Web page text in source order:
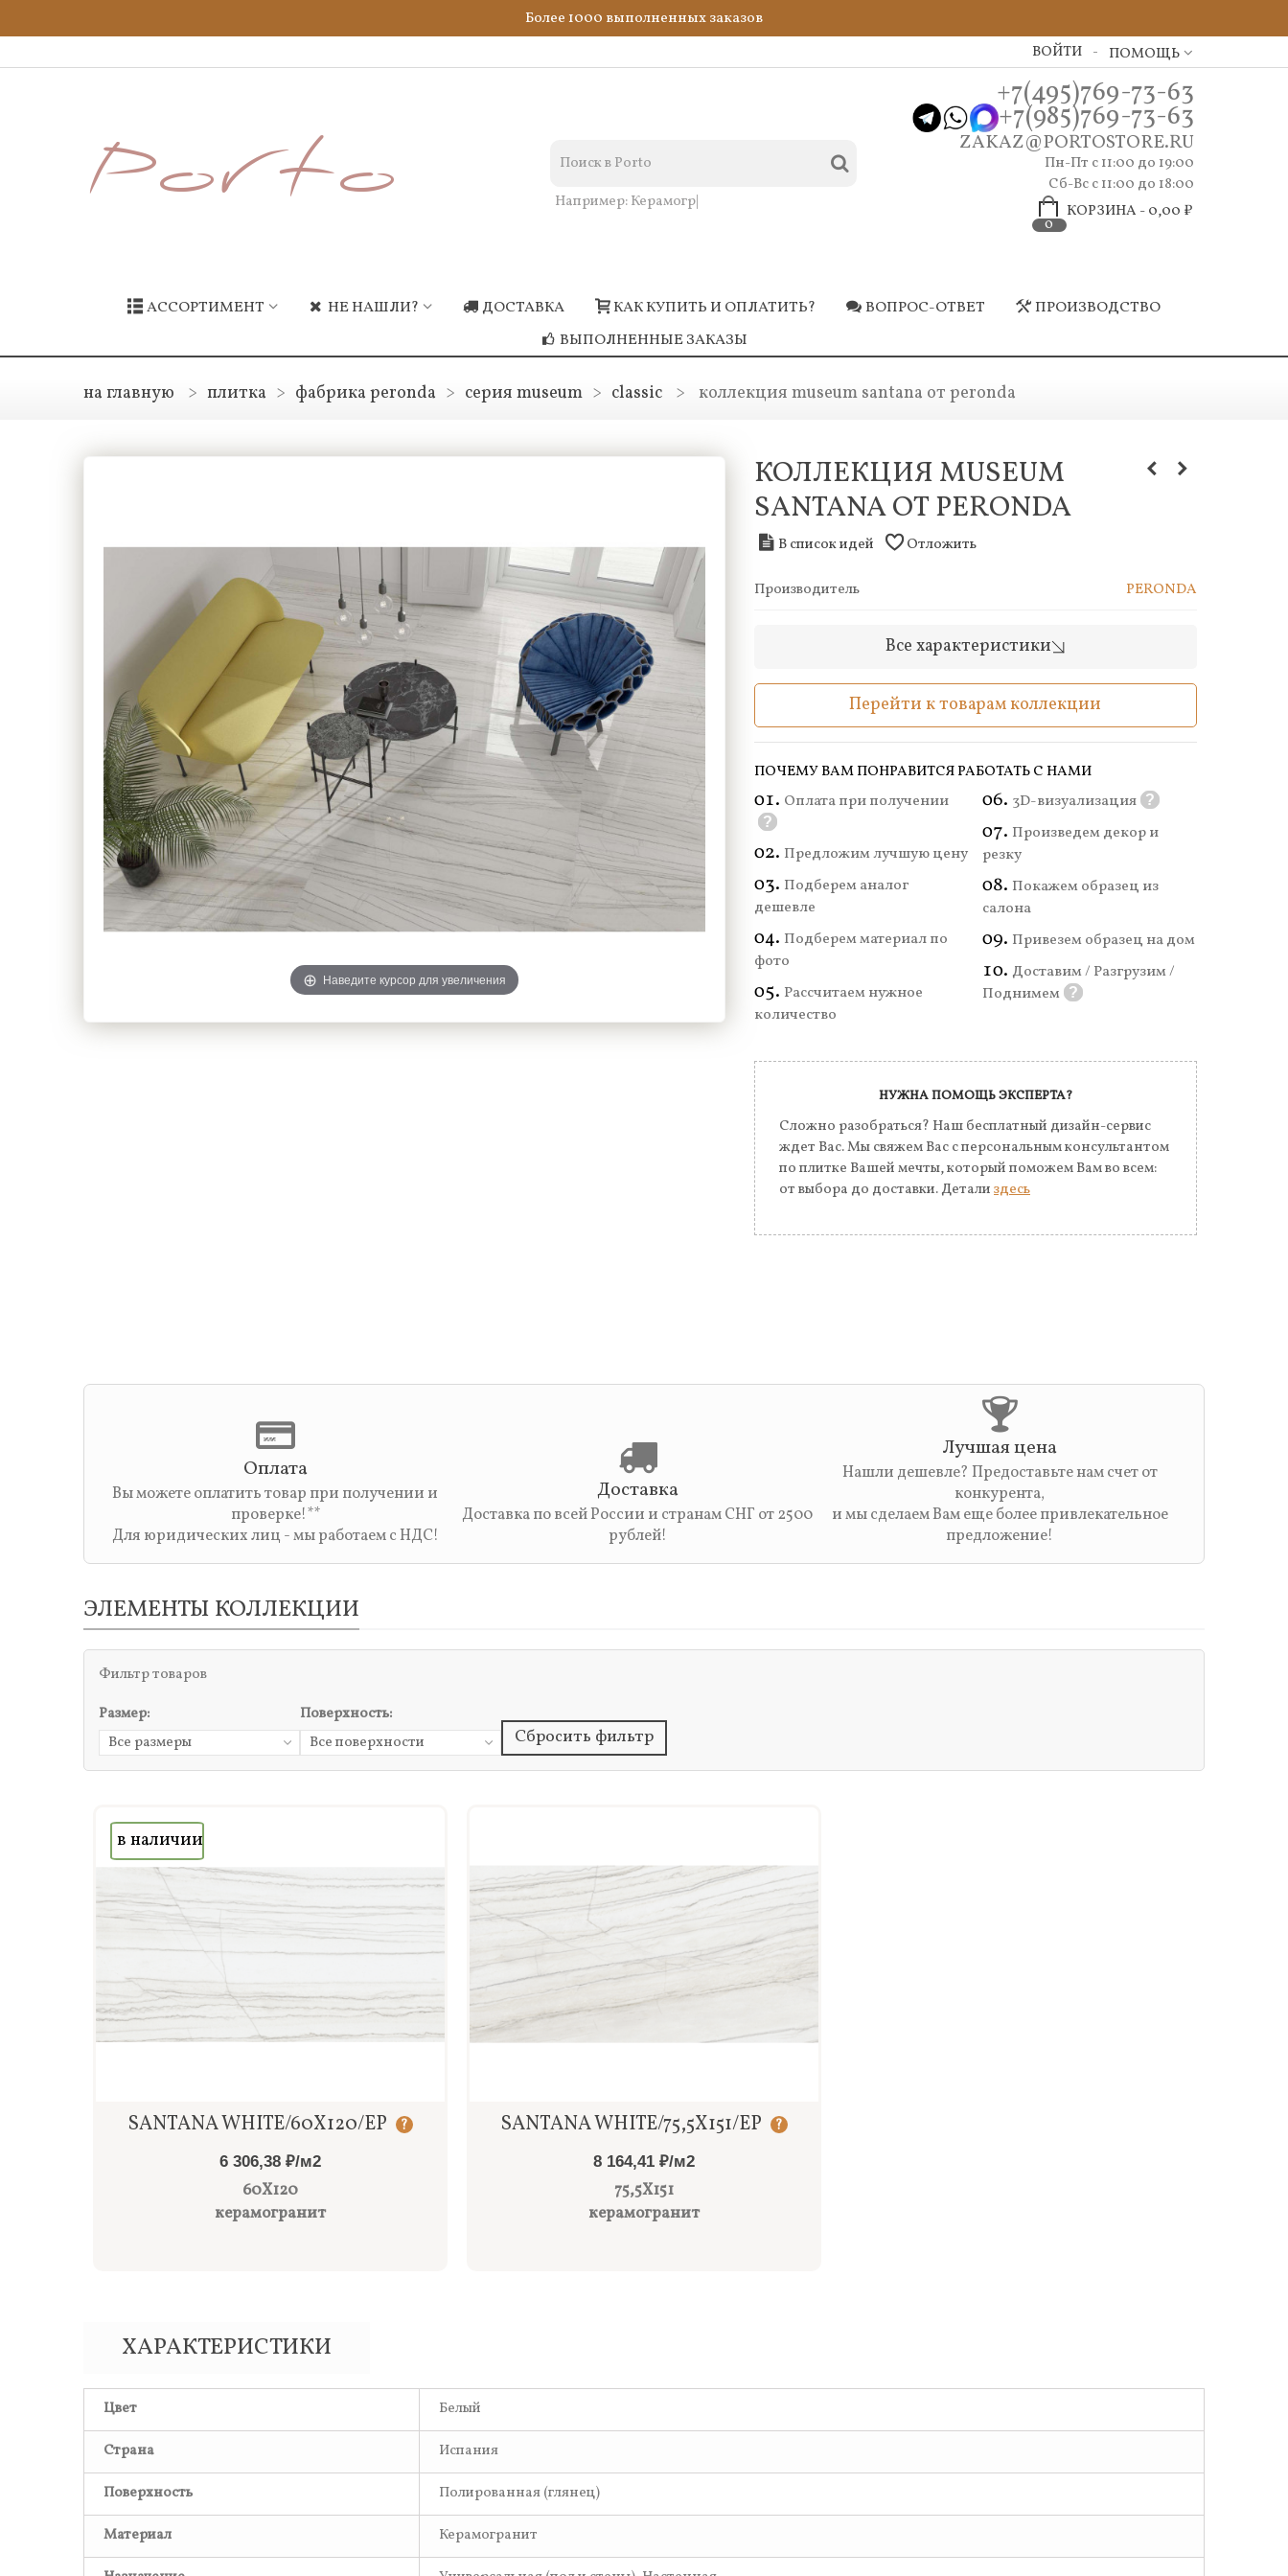
Более 1000 выполненных заказов
ПОМОЩЬ
ВОЙТИ
Например:Керамогранит синий
+7(495)769-73-63
+7(985)769-73-63
ZAKAZ@PORTOSTORE.RU
Пн-Пт c 11:00 до 19:00
Сб-Вс с 11:00 до 18:00
0
КОРЗИНА -0,00 ₽
АССОРТИМЕНТ НЕ НАШЛИ? ДОСТАВКА КАК КУПИТЬ И ОПЛАТИТЬ? ВОПРОС-ОТВЕТ
ПРОИЗВОДСТВО
ВЫПОЛНЕННЫЕ ЗАКАЗЫ
на главную > плитка > фабрика peronda > серия museum > classic > коллекция museum santana от peronda
Наведите курсор для увеличения
КОЛЛЕКЦИЯ MUSEUM
SANTANA ОТ PERONDA
В список идей Отложить
Производитель PERONDA
Все характеристики
Перейти к товарам коллекции
ПОЧЕМУ ВАМ ПОНРАВИТСЯ РАБОТАТЬ С НАМИ
Оплата при получении
?
Предложим лучшую цену
Подберем аналог
дешевле
Подберем материал по
фото
Рассчитаем нужное
количество
3D-визуализация ?
Произведем декор и
резку
Покажем образец из
салона
Привезем образец на дом
Доставим / Разгрузим /
Поднимем ?
НУЖНА ПОМОЩЬ ЭКСПЕРТА?
Сложно разобраться? Наш бесплатный дизайн-сервис
ждет Вас. Мы свяжем Вас с персональным консультантом
по плитке Вашей мечты, который поможем Вам во всем:
от выбора до доставки. Детализдесь
Оплата
Вы можете оплатить товар при получении и
проверке!**
Для юридических лиц - мы работаем с НДС!
Доставка
Доставка по всей России и странам СНГ от 2500
рублей!
Лучшая цена
Нашли дешевле? Предоставьте нам счет от
конкурента,
и мы сделаем Вам еще более привлекательное
предложение!
ЭЛЕМЕНТЫ КОЛЛЕКЦИИ
Фильтр товаров
Размер:
Все размеры
Поверхность:
Все поверхности
Сбросить фильтр
в наличии
Быстрый просмотр
SANTANA WHITE/60X120/EP ?
6 306,38 ₽/м2
60X120
керамогранит
Быстрый просмотр
SANTANA WHITE/75,5X151/EP ?
8 164,41 ₽/м2
75,5X151
керамогранит
ХАРАКТЕРИСТИКИ
Цвет Белый
Страна Испания
Поверхность Полированная (глянец)
Материал Керамогранит